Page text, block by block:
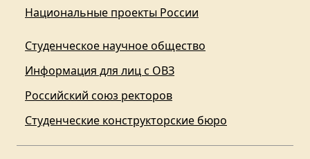
Национальные проекты России
Студенческое научное общество
Информация для лиц с ОВЗ
Российский союз ректоров
Студенческие конструкторские бюро